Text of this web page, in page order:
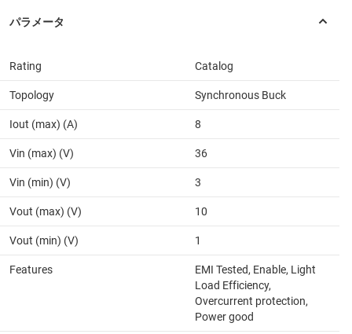
Rating Catalog
Topology Synchronous Buck
Iout (max) (A) 8
Vin (max) (V) 36
Vin (min) (V) 3
Vout (max) (V) 10
Vout (min) (V) 1
Features
EMI Tested, Enable, Light
Load Efficiency,
Overcurrent protection,
Power good